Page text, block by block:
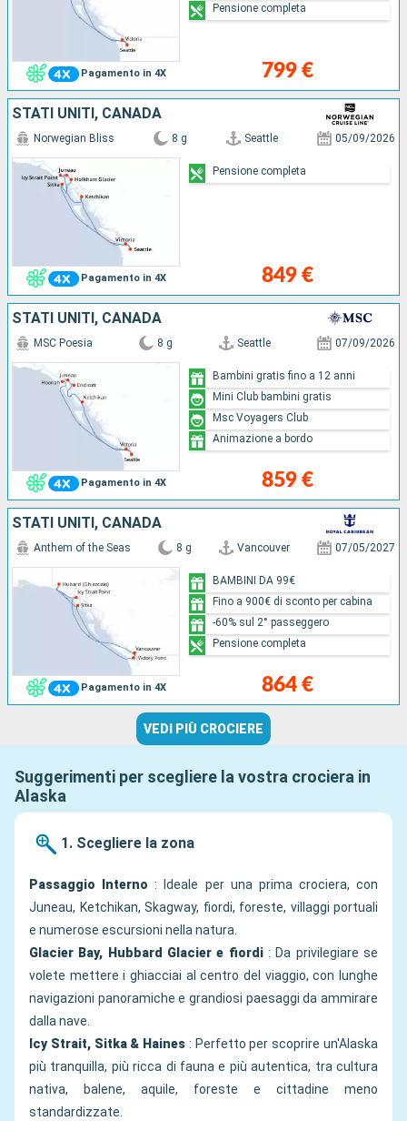
Pagamento in 4X 799 €
Pensione completa
STATI UNITI, CANADA
Pagamento in 4X
Norwegian Bliss 8 g Seattle 05/09/2026
849 €
Pensione completa
STATI UNITI, CANADA
Pagamento in 4X
MSC Poesia 8 g Seattle 07/09/2026
859 €
Bambini gratis fino a 12 anni
Mini Club bambini gratis
Msc Voyagers Club
Animazione a bordo
STATI UNITI, CANADA
Pagamento in 4X
Anthem of the Seas 8 g Vancouver 07/05/2027
864 €
BAMBINI DA 99€
Fino a 900€ di sconto per cabina
-60% sul 2° passeggero
Pensione completa
VEDI PIÙ CROCIERE
Suggerimenti per scegliere la vostra crociera in
Alaska
1. Scegliere la zona
Passaggio Interno : Ideale per una prima crociera, con
Juneau, Ketchikan, Skagway, fiordi, foreste, villaggi portuali
e numerose escursioni nella natura.
Glacier Bay, Hubbard Glacier e fiordi: Da privilegiare se
volete mettere i ghiacciai al centro del viaggio, con lunghe
navigazioni panoramiche e grandiosi paesaggi da ammirare
dalla nave.
Icy Strait, Sitka & Haines : Perfetto per scoprire un'Alaska
più tranquilla, più ricca di fauna e più autentica, tra cultura
nativa, balene, aquile, foreste e cittadine meno
standardizzate.